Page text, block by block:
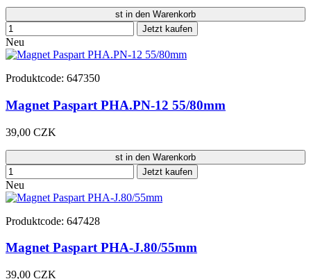
st in den Warenkorb
Jetzt kaufen
Neu
Produktcode: 647350
Magnet Paspart PHA.PN-12 55/80mm
39,00 CZK
st in den Warenkorb
Jetzt kaufen
Neu
Produktcode: 647428
Magnet Paspart PHA-J.80/55mm
39,00 CZK